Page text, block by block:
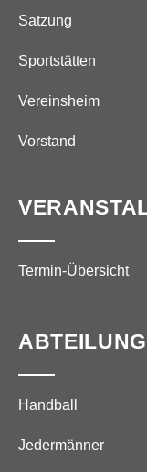
Satzung
Sportstätten
Vereinsheim
Vorstand
Termin-Übersicht
Handball
Jedermänner